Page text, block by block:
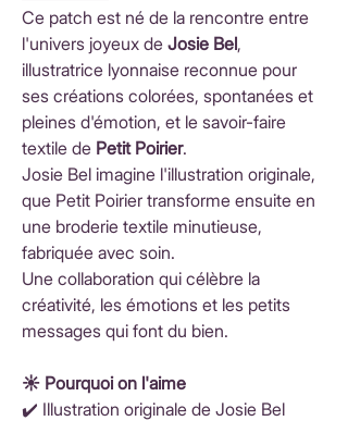
Ce patch est né de la rencontre entre
l'univers joyeux de Josie Bel,
illustratrice lyonnaise reconnue pour
ses créations colorées, spontanées et
pleines d'émotion, et le savoir-faire
textile de Petit Poirier.
Josie Bel imagine l'illustration originale,
que Petit Poirier transforme ensuite en
une broderie textile minutieuse,
fabriquée avec soin.
Une collaboration qui célèbre la
créativité, les émotions et les petits
messages qui font du bien.
☀️ Pourquoi on l'aime
✔️ Illustration originale de Josie Bel